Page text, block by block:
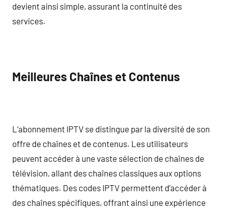
devient ainsi simple, assurant la continuité des
services.
Meilleures Chaînes et Contenus
L’abonnement IPTV se distingue par la diversité de son
offre de chaînes et de contenus. Les utilisateurs
peuvent accéder à une vaste sélection de chaînes de
télévision, allant des chaînes classiques aux options
thématiques. Des codes IPTV permettent d’accéder à
des chaînes spécifiques, offrant ainsi une expérience